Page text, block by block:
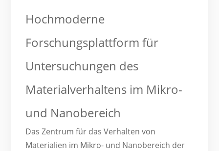
Hochmoderne
Forschungsplattform für
Untersuchungen des
Materialverhaltens im Mikro-
und Nanobereich
Das Zentrum für das Verhalten von
Materialien im Mikro- und Nanobereich der